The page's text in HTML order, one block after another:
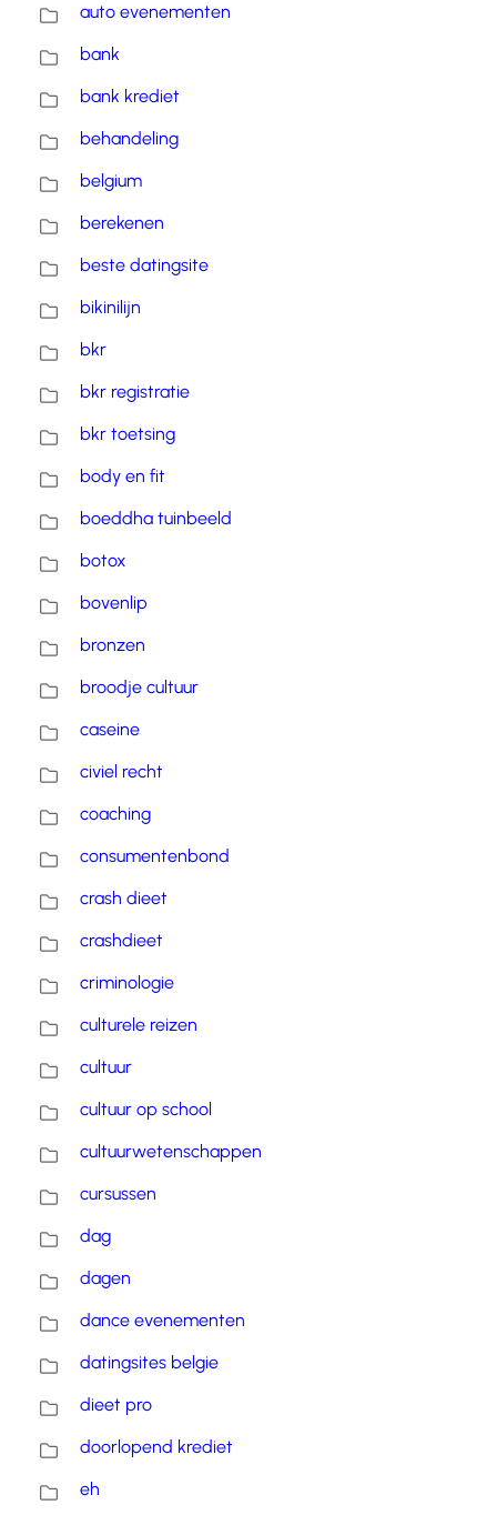
auto evenementen
bank
bank krediet
behandeling
belgium
berekenen
beste datingsite
bikinilijn
bkr
bkr registratie
bkr toetsing
body en fit
boeddha tuinbeeld
botox
bovenlip
bronzen
broodje cultuur
caseine
civiel recht
coaching
consumentenbond
crash dieet
crashdieet
criminologie
culturele reizen
cultuur
cultuur op school
cultuurwetenschappen
cursussen
dag
dagen
dance evenementen
datingsites belgie
dieet pro
doorlopend krediet
eh